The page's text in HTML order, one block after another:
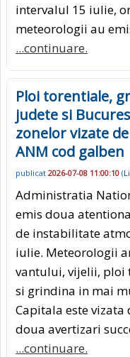
intervalul 15 iulie,
meteorologii au
...continuare.
Ploi torentiale,
judete si
zonelor vizate de
ANM cod galben
publicat 2026-07-08 11:00:10 (
Administratia
emis doua
de instabilitate
iulie. Meteorologii
vantului, vijelii, ploi
si grindina in mai
Capitala este vizata
doua avertizari
...continuare.